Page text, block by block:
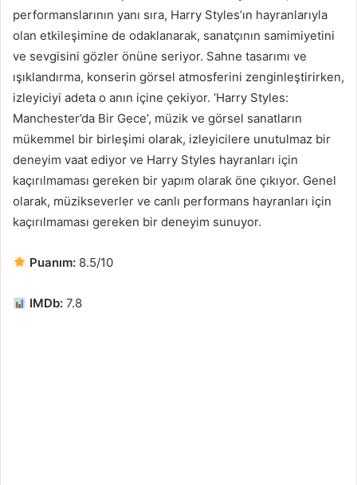
performanslarının yanı sıra, Harry Styles’ın hayranlarıyla
olan etkileşimine de odaklanarak, sanatçının samimiyetini
ve sevgisini gözler önüne seriyor. Sahne tasarımı ve
ışıklandırma, konserin görsel atmosferini zenginleştirirken,
izleyiciyi adeta o anın içine çekiyor. ‘Harry Styles:
Manchester’da Bir Gece’, müzik ve görsel sanatların
mükemmel bir birleşimi olarak, izleyicilere unutulmaz bir
deneyim vaat ediyor ve Harry Styles hayranları için
kaçırılmaması gereken bir yapım olarak öne çıkıyor. Genel
olarak, müzikseverler ve canlı performans hayranları için
kaçırılmaması gereken bir deneyim sunuyor.
Puanım: 8.5/10
IMDb: 7.8